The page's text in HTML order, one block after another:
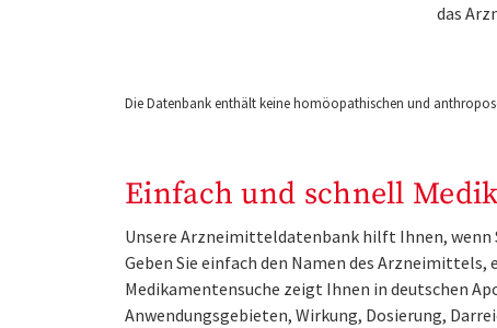
das
Die Datenbank enthält keine homöopathischen und
Einfach und schnell
Unsere Arzneimitteldatenbank hilft Ihnen,
Geben Sie einfach den Namen des Arzneimittels,
Medikamentensuche zeigt Ihnen in deutschen
Anwendungsgebieten, Wirkung, Dosierung,